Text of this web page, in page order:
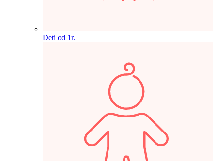
Deti od 1r.